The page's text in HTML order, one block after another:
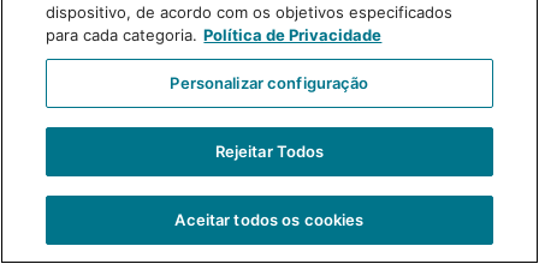
dispositivo, de acordo com os objetivos especificados
para cada categoria. Política de Privacidade
Personalizar configuração
Rejeitar Todos
Aceitar todos os cookies